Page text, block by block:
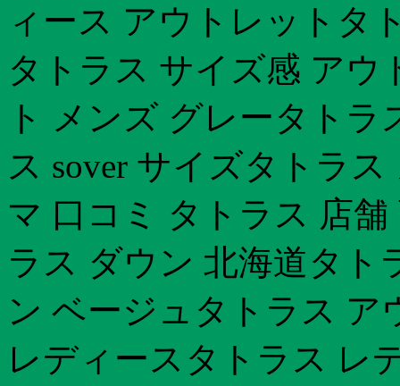
ィース アウトレットタ
タトラス サイズ感 ア
ト メンズ グレータト
ス sover サイズタトラ
マ 口コミ タトラス 店
ラス ダウン 北海道タト
ン ベージュタトラス ア
レディースタトラス レ